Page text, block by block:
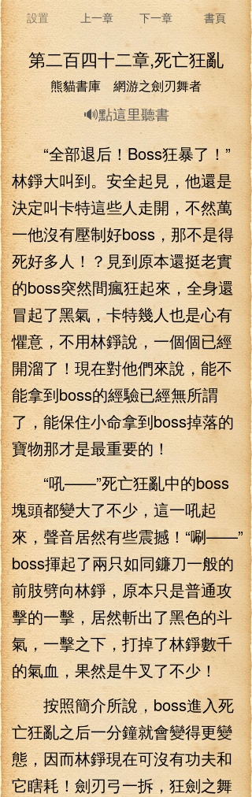
設置 上一章 下一章 書頁
第二百四十二章,死亡狂亂
熊貓書庫 網游之劍刃舞者
🔊點這里聽書
“全部退后！Boss狂暴了！”
林錚大叫到。安全起見，他還是
決定叫卡特這些人走開，不然萬
一他沒有壓制好boss，那不是得
死好多人！？見到原本還挺老實
的boss突然間瘋狂起來，全身還
冒起了黑氣，卡特幾人也是心有
懼意，不用林錚說，一個個已經
開溜了！現在對他們來說，能不
能拿到boss的經驗已經無所謂
了，能保住小命拿到boss掉落的
寶物那才是最重要的！
“吼——”死亡狂亂中的boss
塊頭都變大了不少，這一吼起
來，聲音居然有些震撼！“唰——”
boss揮起了兩只如同鐮刀一般的
前肢劈向林錚，原本只是普通攻
擊的一擊，居然斬出了黑色的斗
氣，一擊之下，打掉了林錚數千
的氣血，果然是牛叉了不少！
按照簡介所說，boss進入死
亡狂亂之后一分鐘就會變得更變
態，因而林錚現在可沒有功夫和
它瞎耗！劍刃弓一拆，狂劍之舞